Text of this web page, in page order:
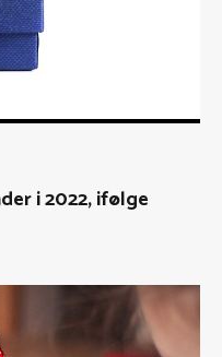
i 2022, ifølge